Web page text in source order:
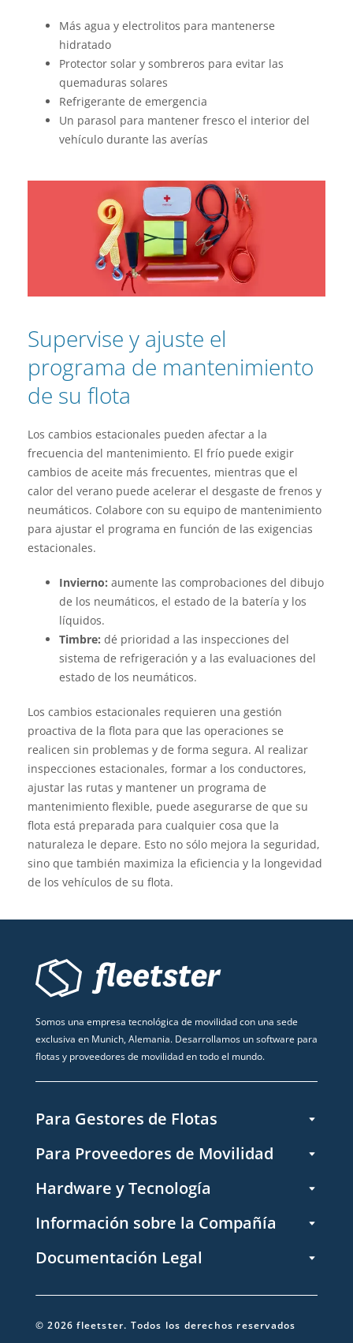
Más agua y electrolitos para mantenerse
hidratado
Protector solar y sombreros para evitar las
quemaduras solares
Refrigerante de emergencia
Un parasol para mantener fresco el interior del
vehículo durante las averías
Supervise y ajuste el
programa de mantenimiento
de su flota
Los cambios estacionales pueden afectar a la
frecuencia del mantenimiento. El frío puede exigir
cambios de aceite más frecuentes, mientras que el
calor del verano puede acelerar el desgaste de frenos y
neumáticos. Colabore con su equipo de mantenimiento
para ajustar el programa en función de las exigencias
estacionales.
Invierno: aumente las comprobaciones del dibujo
de los neumáticos, el estado de la batería y los
líquidos.
Timbre: dé prioridad a las inspecciones del
sistema de refrigeración y a las evaluaciones del
estado de los neumáticos.
Los cambios estacionales requieren una gestión
proactiva de la flota para que las operaciones se
realicen sin problemas y de forma segura. Al realizar
inspecciones estacionales, formar a los conductores,
ajustar las rutas y mantener un programa de
mantenimiento flexible, puede asegurarse de que su
flota está preparada para cualquier cosa que la
naturaleza le depare. Esto no sólo mejora la seguridad,
sino que también maximiza la eficiencia y la longevidad
de los vehículos de su flota.
Somos una empresa tecnológica de movilidad con una sede
exclusiva en Munich, Alemania. Desarrollamos un software para
flotas y proveedores de movilidad en todo el mundo.
Para Gestores de Flotas
Para Proveedores de Movilidad
Hardware y Tecnología
Información sobre la Compañía
Documentación Legal
©2026 fleetster. Todos los derechos reservados